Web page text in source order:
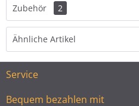
Zubehör 2
Ähnliche Artikel
Service
Bequem bezahlen mit